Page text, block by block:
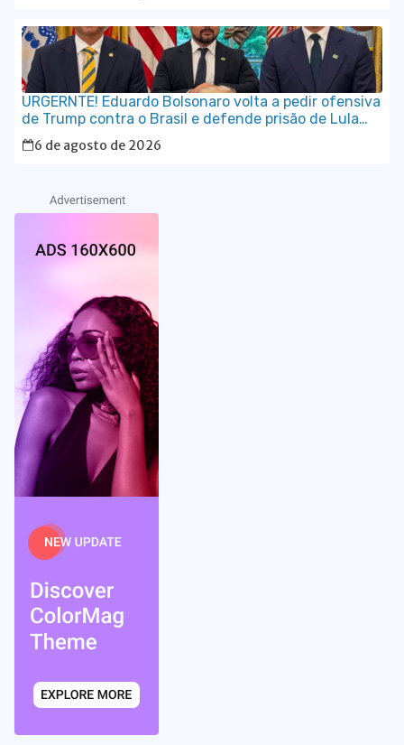
URGERNTE! Eduardo Bolsonaro volta a pedir ofensiva
de Trump contra o Brasil e defende prisão de Lula
em vídeo em inglês
6 de agosto de 2026